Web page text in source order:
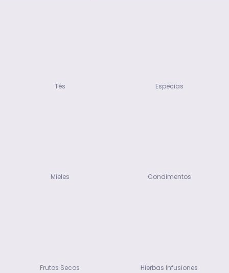
Tés Especias
Mieles Condimentos
Frutos Secos Hierbas Infusiones